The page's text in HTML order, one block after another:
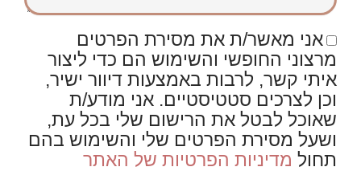
אני מאשר/ת את מסירת הפרטים
מרצוני החופשי והשימוש הם כדי ליצור
איתי קשר, לרבות באמצעות דיוור ישיר,
וכן לצרכים סטטיסטיים. אני מודע/ת
שאוכל לבטל את הרישום שלי בכל עת,
ושעל מסירת הפרטים שלי והשימוש בהם
תחול מדיניות הפרטיות של האתר